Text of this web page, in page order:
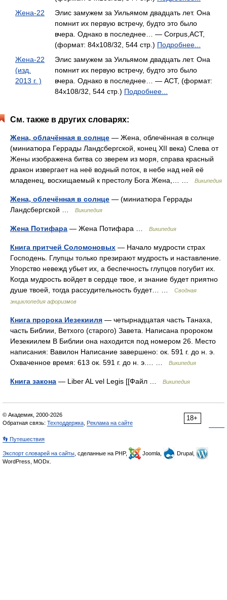
Жена-22
Элис замужем за Уильямом двадцать лет. Она
помнит их первую встречу, будто это было
вчера. Однако в последнее… — Corpus,АСТ,
(формат: 84x108/32, 544 стр.) Подробнее...
Жена-22
(изд.
2013 г. )
Элис замужем за Уильямом двадцать лет. Она
помнит их первую встречу, будто это было
вчера. Однако в последнее… — АСТ, (формат:
84x108/32, 544 стр.) Подробнее...
См. также в других словарях:
Жена, облачённая в солнце — Жена, облечённая в солнце
(миниатюра Геррады Ландсбергской, конец XII века) Слева от
Жены изображена битва со зверем из моря, справа красный
дракон извергает на неё водный поток, в небе над ней её
младенец, восхищаемый к престолу Бога Жена,… …
Википедия
Жена, облечённая в солнце — (миниатюра Геррады
Ландсбергской …
Википедия
Жена Потифара — Жена Потифара … Википедия
Книга притчей Соломоновых — Начало мудрости страх
Господень. Глупцы только презирают мудрость и наставление.
Упорство невежд убьет их, а беспечность глупцов погубит их.
Когда мудрость войдет в сердце твое, и знание будет приятно
душе твоей, тогда рассудительность будет… …
Сводная
энциклопедия афоризмов
Книга пророка Иезекииля — четырнадцатая часть Танаха,
часть Библии, Ветхого (старого) Завета. Написана пророком
Иезекиилем В Библии она находится под номером 26. Место
написания: Вавилон Написание завершено: ок. 591 г. до н. э.
Охваченное время: 613 ок. 591 г. до н. э.… …
Википедия
Книга закона — Liber AL vel Legis [[Файл … Википедия
18+
© Академик, 2000-2026
Обратная связь: Техподдержка Реклама на сайте
👣 Путешествия
Экспорт словарей на сайты , сделанные на PHP, Joomla,
Drupal,
WordPress, MODx.